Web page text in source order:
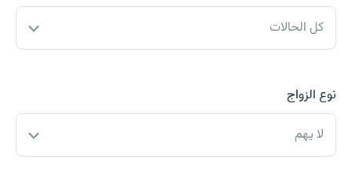
كل الحالات
نوع الزواج
لا يهم